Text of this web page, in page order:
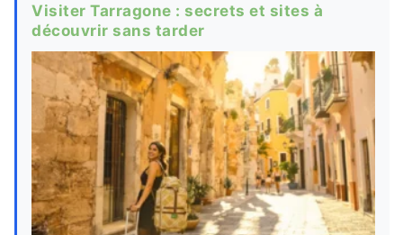
Visiter Tarragone : secrets et sites à
découvrir sans tarder